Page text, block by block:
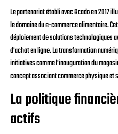
Le partenariat établi avec Ocado en 2017
le domaine du e-commerce alimentaire.
déploiement de solutions technologiques
d'achat en ligne. La transformation
initiatives comme l'inauguration du
concept associant commerce physique
La politique
actifs